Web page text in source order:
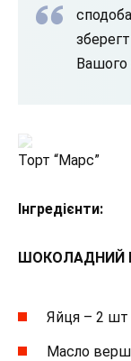
Вашого
Торт “Марс”
Інгредієнти:
ШОКОЛАДНИЙ
Яйця – 2 шт
Масло